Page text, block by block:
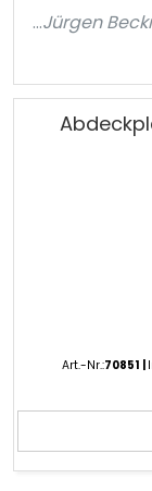
...Jürgen
Art.-Nr.:70851